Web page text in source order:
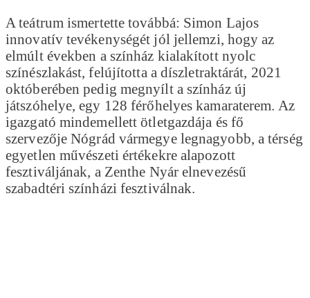
A teátrum ismertette továbbá: Simon Lajos
innovatív tevékenységét jól jellemzi, hogy az
elmúlt években a színház kialakított nyolc
színészlakást, felújította a díszletraktárát, 2021
októberében pedig megnyílt a színház új
játszóhelye, egy 128 férőhelyes kamaraterem. Az
igazgató mindemellett ötletgazdája és fő
szervezője Nógrád vármegye legnagyobb, a térség
egyetlen művészeti értékekre alapozott
fesztiváljának, a Zenthe Nyár elnevezésű
szabadtéri színházi fesztiválnak.